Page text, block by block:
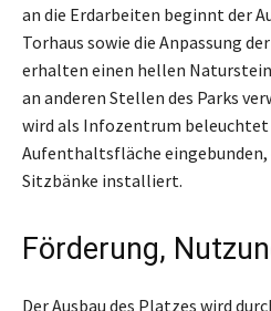
an die Erdarbeiten beginnt der
Torhaus sowie die Anpassung
erhalten einen hellen
an anderen Stellen des Parks
wird als Infozentrum beleuchtet
Aufenthaltsfläche eingebunden,
Sitzbänke installiert.
Förderung,
Der Ausbau des Platzes wird